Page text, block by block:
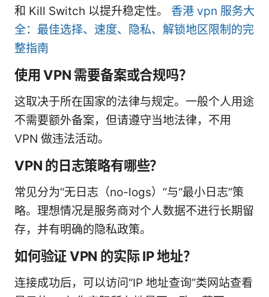
和 Kill Switch 以提升稳定性。 香港 vpn 服务大
全：最佳选择、速度、隐私、解锁地区限制的完
整指南
使用 VPN 需要备案或合规吗？
这取决于所在国家的法律与规定。一般个人用途
不需要额外备案，但请遵守当地法律，不用
VPN 做违法活动。
VPN 的日志策略有哪些？
常见分为“无日志（no-logs）”与“最小日志”策
略。理想情况是服务商对个人数据不进行长期留
存，并有明确的隐私政策。
如何验证 VPN 的实际 IP 地址？
连接成功后，可以访问“IP 地址查询”类网站查看